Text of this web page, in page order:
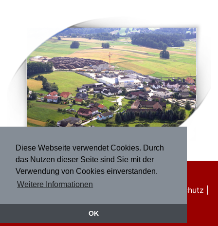
Diese Webseite verwendet Cookies. Durch
das Nutzen dieser Seite sind Sie mit der
Verwendung von Cookies einverstanden.
Weitere Informationen
OK
© 2017 Franz Seidl & Sohn Ges.m.b.H. | Datenschutz
Impressum